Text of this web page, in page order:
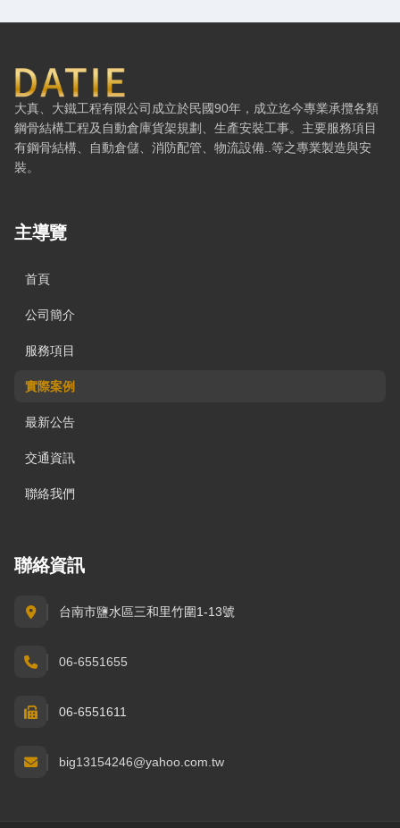
大鐵工程有限公司 — 網站概要、主導覽與聯絡方式
大真、大鐵工程有限公司成立於民國90年，成立迄今專業承攬各類
鋼骨結構工程及自動倉庫貨架規劃、生產安裝工事。主要服務項目
有鋼骨結構、自動倉儲、消防配管、物流設備..等之專業製造與安
裝。
主導覽
首頁
公司簡介
服務項目
實際案例
最新公告
交通資訊
聯絡我們
聯絡資訊
台南市鹽水區三和里竹圍1-13號
06-6551655
06-6551611
big13154246@yahoo.com.tw